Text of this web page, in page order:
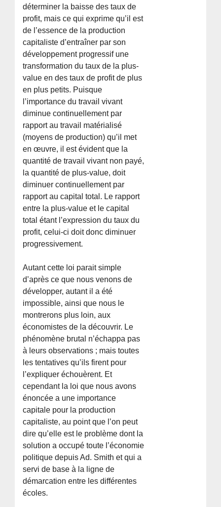
déterminer la baisse des taux de
profit, mais ce qui exprime qu’il est
de l’essence de la production
capitaliste d’entraîner par son
développement progressif une
transformation du taux de la plus-
value en des taux de profit de plus
en plus petits. Puisque
l’importance du travail vivant
diminue continuellement par
rapport au travail matérialisé
(moyens de production) qu’il met
en œuvre, il est évident que la
quantité de travail vivant non payé,
la quantité de plus-value, doit
diminuer continuellement par
rapport au capital total. Le rapport
entre la plus-value et le capital
total étant l’expression du taux du
profit, celui-ci doit donc diminuer
progressivement.
Autant cette loi parait simple
d’après ce que nous venons de
développer, autant il a été
impossible, ainsi que nous le
montrerons plus loin, aux
économistes de la découvrir. Le
phénomène brutal n’échappa pas
à leurs observations ; mais toutes
les tentatives qu’ils firent pour
l’expliquer échouèrent. Et
cependant la loi que nous avons
énoncée a une importance
capitale pour la production
capitaliste, au point que l’on peut
dire qu’elle est le problème dont la
solution a occupé toute l’économie
politique depuis Ad. Smith et qui a
servi de base à la ligne de
démarcation entre les différentes
écoles.